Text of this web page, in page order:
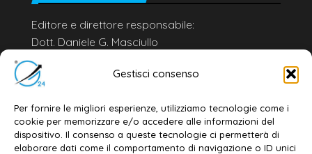
Gestisci consenso
Per fornire le migliori esperienze, utilizziamo tecnologie come i
cookie per memorizzare e/o accedere alle informazioni del
dispositivo. Il consenso a queste tecnologie ci permetterà di
elaborare dati come il comportamento di navigazione o ID unici
Editore e direttore responsabile:
Dott. Daniele G. Masciullo
Email:
redazione@galatina24.it
Contatti
Privacy policy–Cookie policy